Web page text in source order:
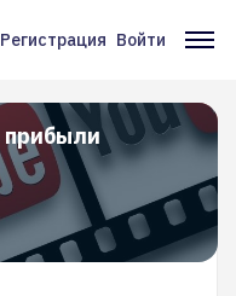
Меню
Регистрация Войти
прибыли